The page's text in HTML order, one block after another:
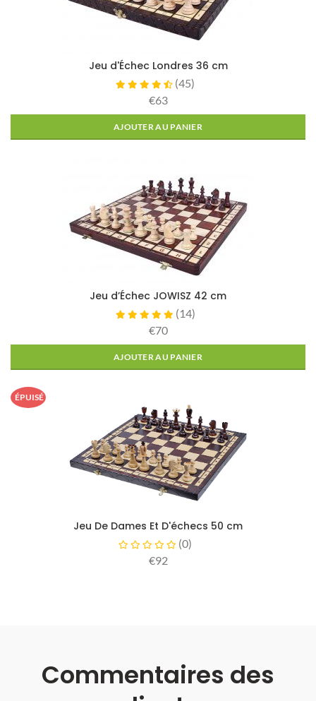
Jeu d'Échec Londres 36 cm
(45)
€63
AJOUTER AU PANIER
Jeu d’Échec JOWISZ 42 cm
(14)
€70
AJOUTER AU PANIER
ÉPUISÉ
Jeu De Dames Et D'échecs 50 cm
(0)
€92
Commentaires des